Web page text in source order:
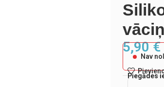
5,90€
Nav
Piegādes